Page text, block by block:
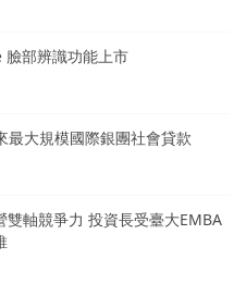
部辨識功能上市
最大規模國際銀團社會貸款
雙軸競爭力 投資長受臺大EMBA